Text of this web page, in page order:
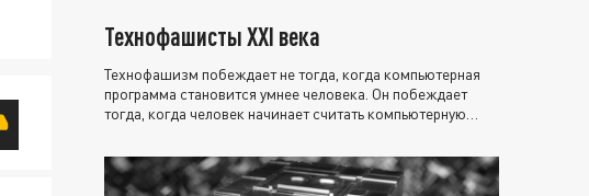
Технофашисты XXI века
Технофашизм побеждает не тогда, когда компьютерная
программа становится умнее человека. Он побеждает
тогда, когда человек начинает считать компьютерную